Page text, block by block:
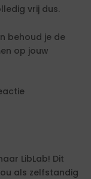
vrij dus.
behoud je de
op jouw
LibLab! Dit
als zelfstandig